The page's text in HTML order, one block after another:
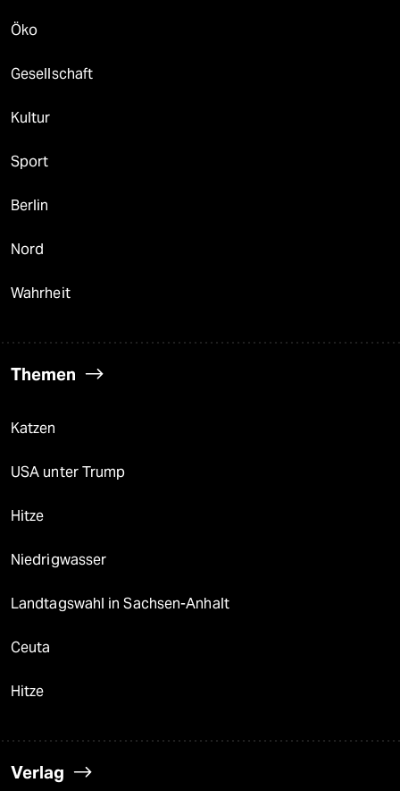
Öko
Gesellschaft
Kultur
Sport
Berlin
Nord
Wahrheit
Themen
Katzen
USA unter Trump
Hitze
Niedrigwasser
Landtagswahl in Sachsen-Anhalt
Ceuta
Hitze
Verlag